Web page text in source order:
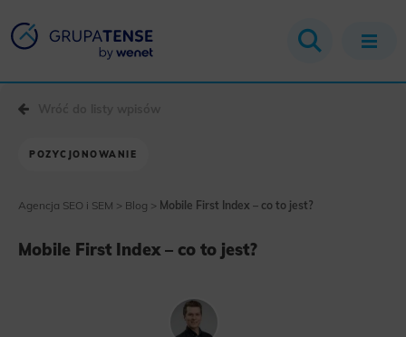
POZYCJONOWANIE
Agencja SEO i SEM > Blog > Mobile First Index – co to jest?
Mobile First Index – co to jest?